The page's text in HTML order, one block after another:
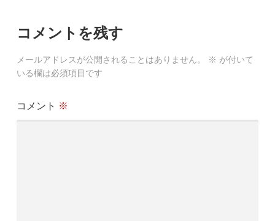
コメントを残す
メールアドレスが公開されることはありません。 ※ が付いて
いる欄は必須項目です
コメント ※